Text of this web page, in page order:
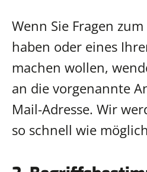
Wenn Sie Fragen
haben oder eines
machen wollen,
an die vorgenannte
Mail-Adresse. Wir
so schnell wie